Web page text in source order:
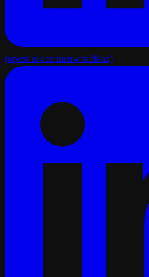
(opent in een nieuw tabblad)